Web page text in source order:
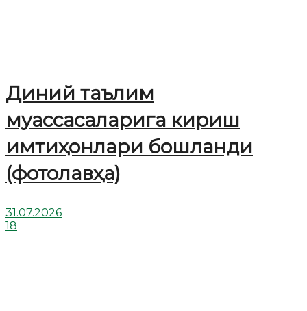
Диний таълим
муассасаларига кириш
имтиҳонлари бошланди
(фотолавҳа)
31.07.2026
18